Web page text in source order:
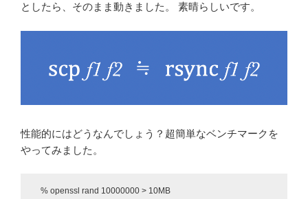
としたら、そのまま動きました。 素晴らしいです。
性能的にはどうなんでしょう？超簡単なベンチマークを
やってみました。
% openssl rand 10000000 > 10MB